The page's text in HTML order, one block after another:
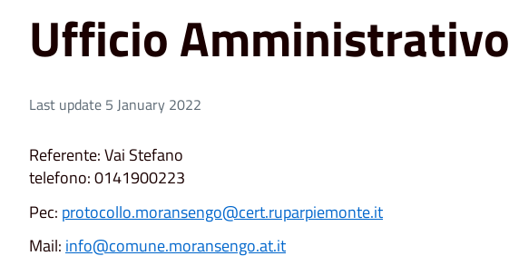
Ufficio Amministrativo
Last update 5 January 2022
Referente: Vai Stefano
telefono: 0141900223
Pec: protocollo.moransengo@cert.ruparpiemonte.it
Mail: info@comune.moransengo.at.it